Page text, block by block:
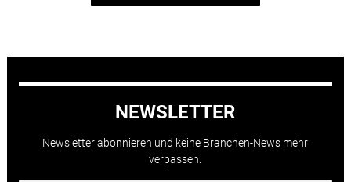
NEWSLETTER
Newsletter abonnieren und keine Branchen-News mehr
verpassen.